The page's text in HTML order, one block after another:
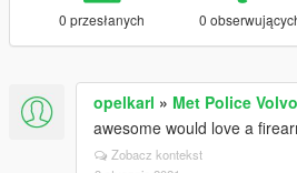
0 przesłanych 0
opelkarl » Met Police
awesome would love a
Zobacz kontekst